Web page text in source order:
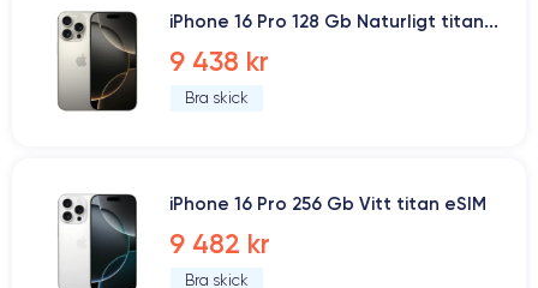
iPhone 16 Pro 128 Gb Naturligt titan...
9 438 kr
Bra skick
iPhone 16 Pro 256 Gb Vitt titan eSIM
9 482 kr
Bra skick